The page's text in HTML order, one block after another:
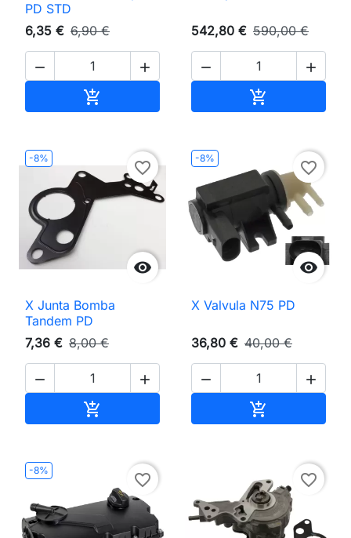
PD STD
6,35 € 6,90 €
 

542,80 € 590,00 €
 

-8%

favorite_border
X Junta Bomba
Tandem PD
7,36 € 8,00 €
 

-8%

favorite_border
X Valvula N75 PD
36,80 € 40,00 €
 

-8%
favorite_border favorite_border